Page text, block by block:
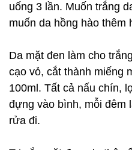
uống 3 lần. Muốn trắng
muốn da hồng hào thêm
Da mặt đen làm cho
cạo vỏ, cắt thành miếng
100ml. Tất cả nấu chín,
đựng vào bình, mỗi đêm
rửa đi.